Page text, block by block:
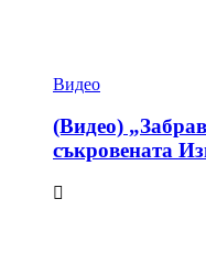
Видео
(Видео)
съкровената